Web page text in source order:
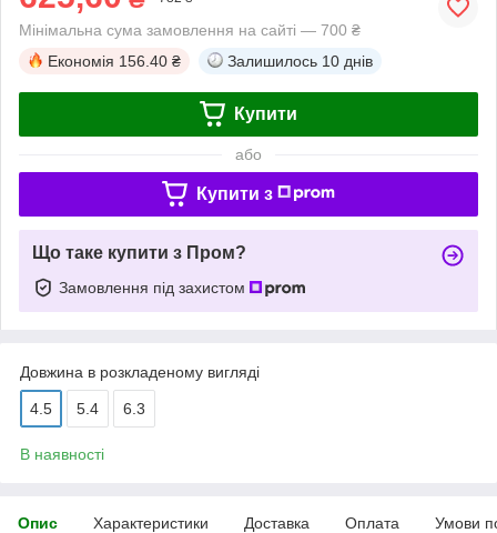
Мінімальна сума замовлення на сайті — 700 ₴
Економія 156.40 ₴ Залишилось 10 днів
Купити
або
Купити з
Що таке купити з Пром?
Замовлення під захистом
Довжина в розкладеному вигляді
4.5 5.4 6.3
В наявності
Опис Характеристики Доставка Оплата Умови